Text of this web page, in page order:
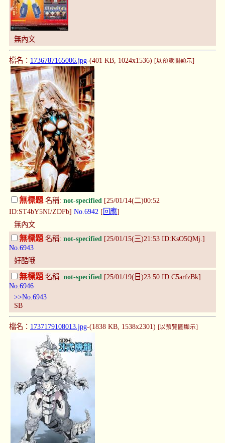
無內文
檔名： 1736787165006.jpg-(401 KB, 1024x1536) [以預覽圖顯示]
無標題名稱: not-specified [25/01/14(二)00:52
ID:ST4bY5NI/ZDFb] No.6942 [ 回應]
無內文
無標題名稱: not-specified [25/01/15(三)21:53 ID:KsO5QMj.]
No.6943
好酷哦
無標題 名稱: not-specified [25/01/19(日)23:50 ID:C5arfzBk]
No.6946
>>No.6943
SB
檔名： 1737179108013.jpg-(1838 KB, 1538x2301) [以預覽圖顯示]